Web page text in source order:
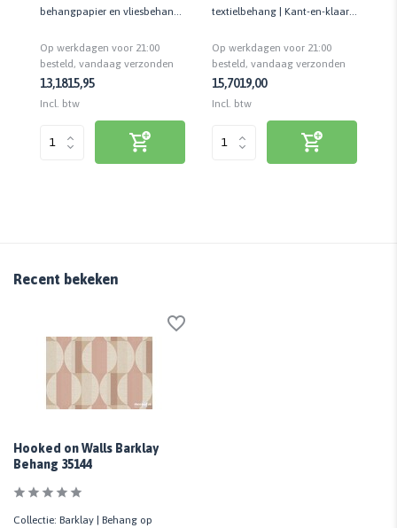
behangpapier en vliesbehang |
kleefkracht
Op werkdagen voor 21:00
besteld, vandaag verzonden
13,1815,95
Incl. btw
textielbehang | Kant-en-klaar |
Op werkdagen voor 21:00
besteld, vandaag verzonden
15,7019,00
Incl. btw
Recent bekeken
Hooked on Walls Barklay
Behang 35144
Collectie: Barklay | Behang op